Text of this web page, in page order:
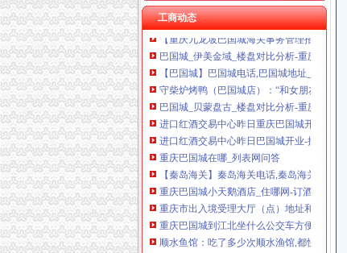
工商动态
【重庆九龙坡巴国城海关事务管理招聘网
巴国城_伊美金域_楼盘对比分析-重庆乐居
【巴国城】巴国城电话,巴国城地址_图吧地图
守柴炉烤鸭（巴国城店）：“和女朋友吃过
巴国城_贝蒙盘古_楼盘对比分析-重庆乐居
进口红酒交易中心昨日重庆巴国城开业_联商
进口红酒交易中心昨日巴国城开业-搜狐滚动
重庆巴国城在哪_列表网问答
【秦岛海关】秦岛海关电话,秦岛海关地址_
重庆巴国城小天鹅酒店_住哪网-订酒店、返
重庆市出入境受理大厅（点）地址和咨询电
重庆巴国城到江北坐什么公交车方便？-搜问
顺水鱼馆：吃了多少次顺水渔馆,都快成食堂
海关房价网,2018海关房价走势图,重庆安宁
从巴国城到北碚怎么走？坐什么车？_【图吧